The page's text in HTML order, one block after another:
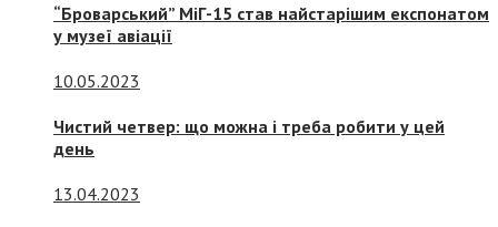
“Броварський” МіГ-15 став найстарішим експонатом
у музеї авіації
10.05.2023
Чистий четвер: що можна і треба робити у цей
день
13.04.2023